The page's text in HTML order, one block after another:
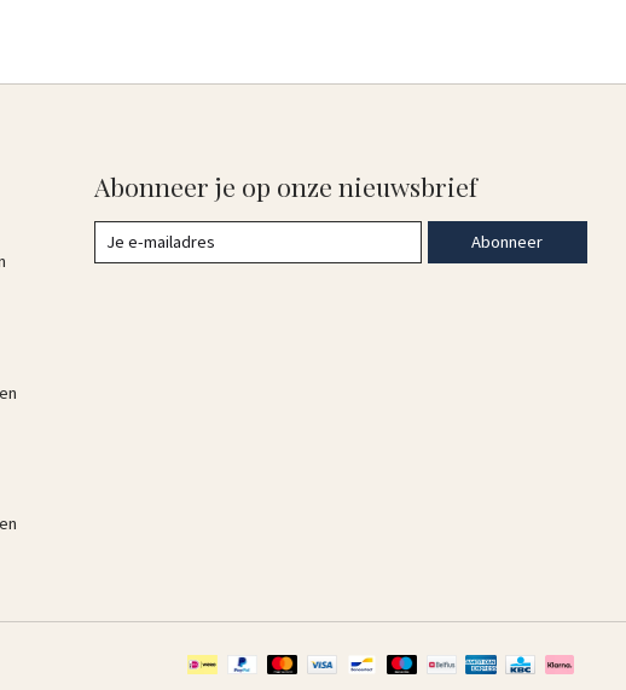
Abonneer je op onze nieuwsbrief
Abonneer